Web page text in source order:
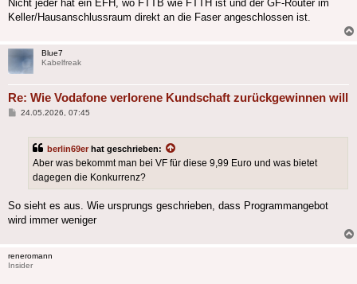
Nicht jeder hat ein EFH, wo FTTB wie FTTH ist und der GF-Router im
Keller/Hausanschlussraum direkt an die Faser angeschlossen ist.
Blue7
Kabelfreak
Re: Wie Vodafone verlorene Kundschaft zurückgewinnen will
Beitrag
24.05.2026, 07:45
berlin69er hat geschrieben:
Aber was bekommt man bei VF für diese 9,99 Euro und was bietet
dagegen die Konkurrenz?
So sieht es aus. Wie ursprungs geschrieben, dass Programmangebot
wird immer weniger
reneromann
Insider